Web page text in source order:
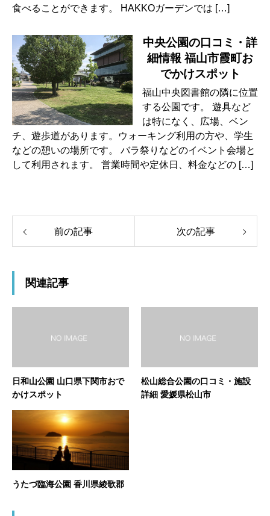
食べることができます。 HAKKOガーデンでは […]
中央公園の口コミ・詳
細情報 福山市霞町お
でかけスポット
福山中央図書館の隣に位置
する公園です。 遊具など
は特になく、広場、ベン
チ、遊歩道があります。ウォーキング利用の方や、学生
などの憩いの場所です。 バラ祭りなどのイベント会場と
して利用されます。 営業時間や定休日、料金などの […]
前の記事 次の記事
関連記事
日和山公園 山口県下関市おで
かけスポット
松山総合公園の口コミ・施設
詳細 愛媛県松山市
うたづ臨海公園 香川県綾歌郡